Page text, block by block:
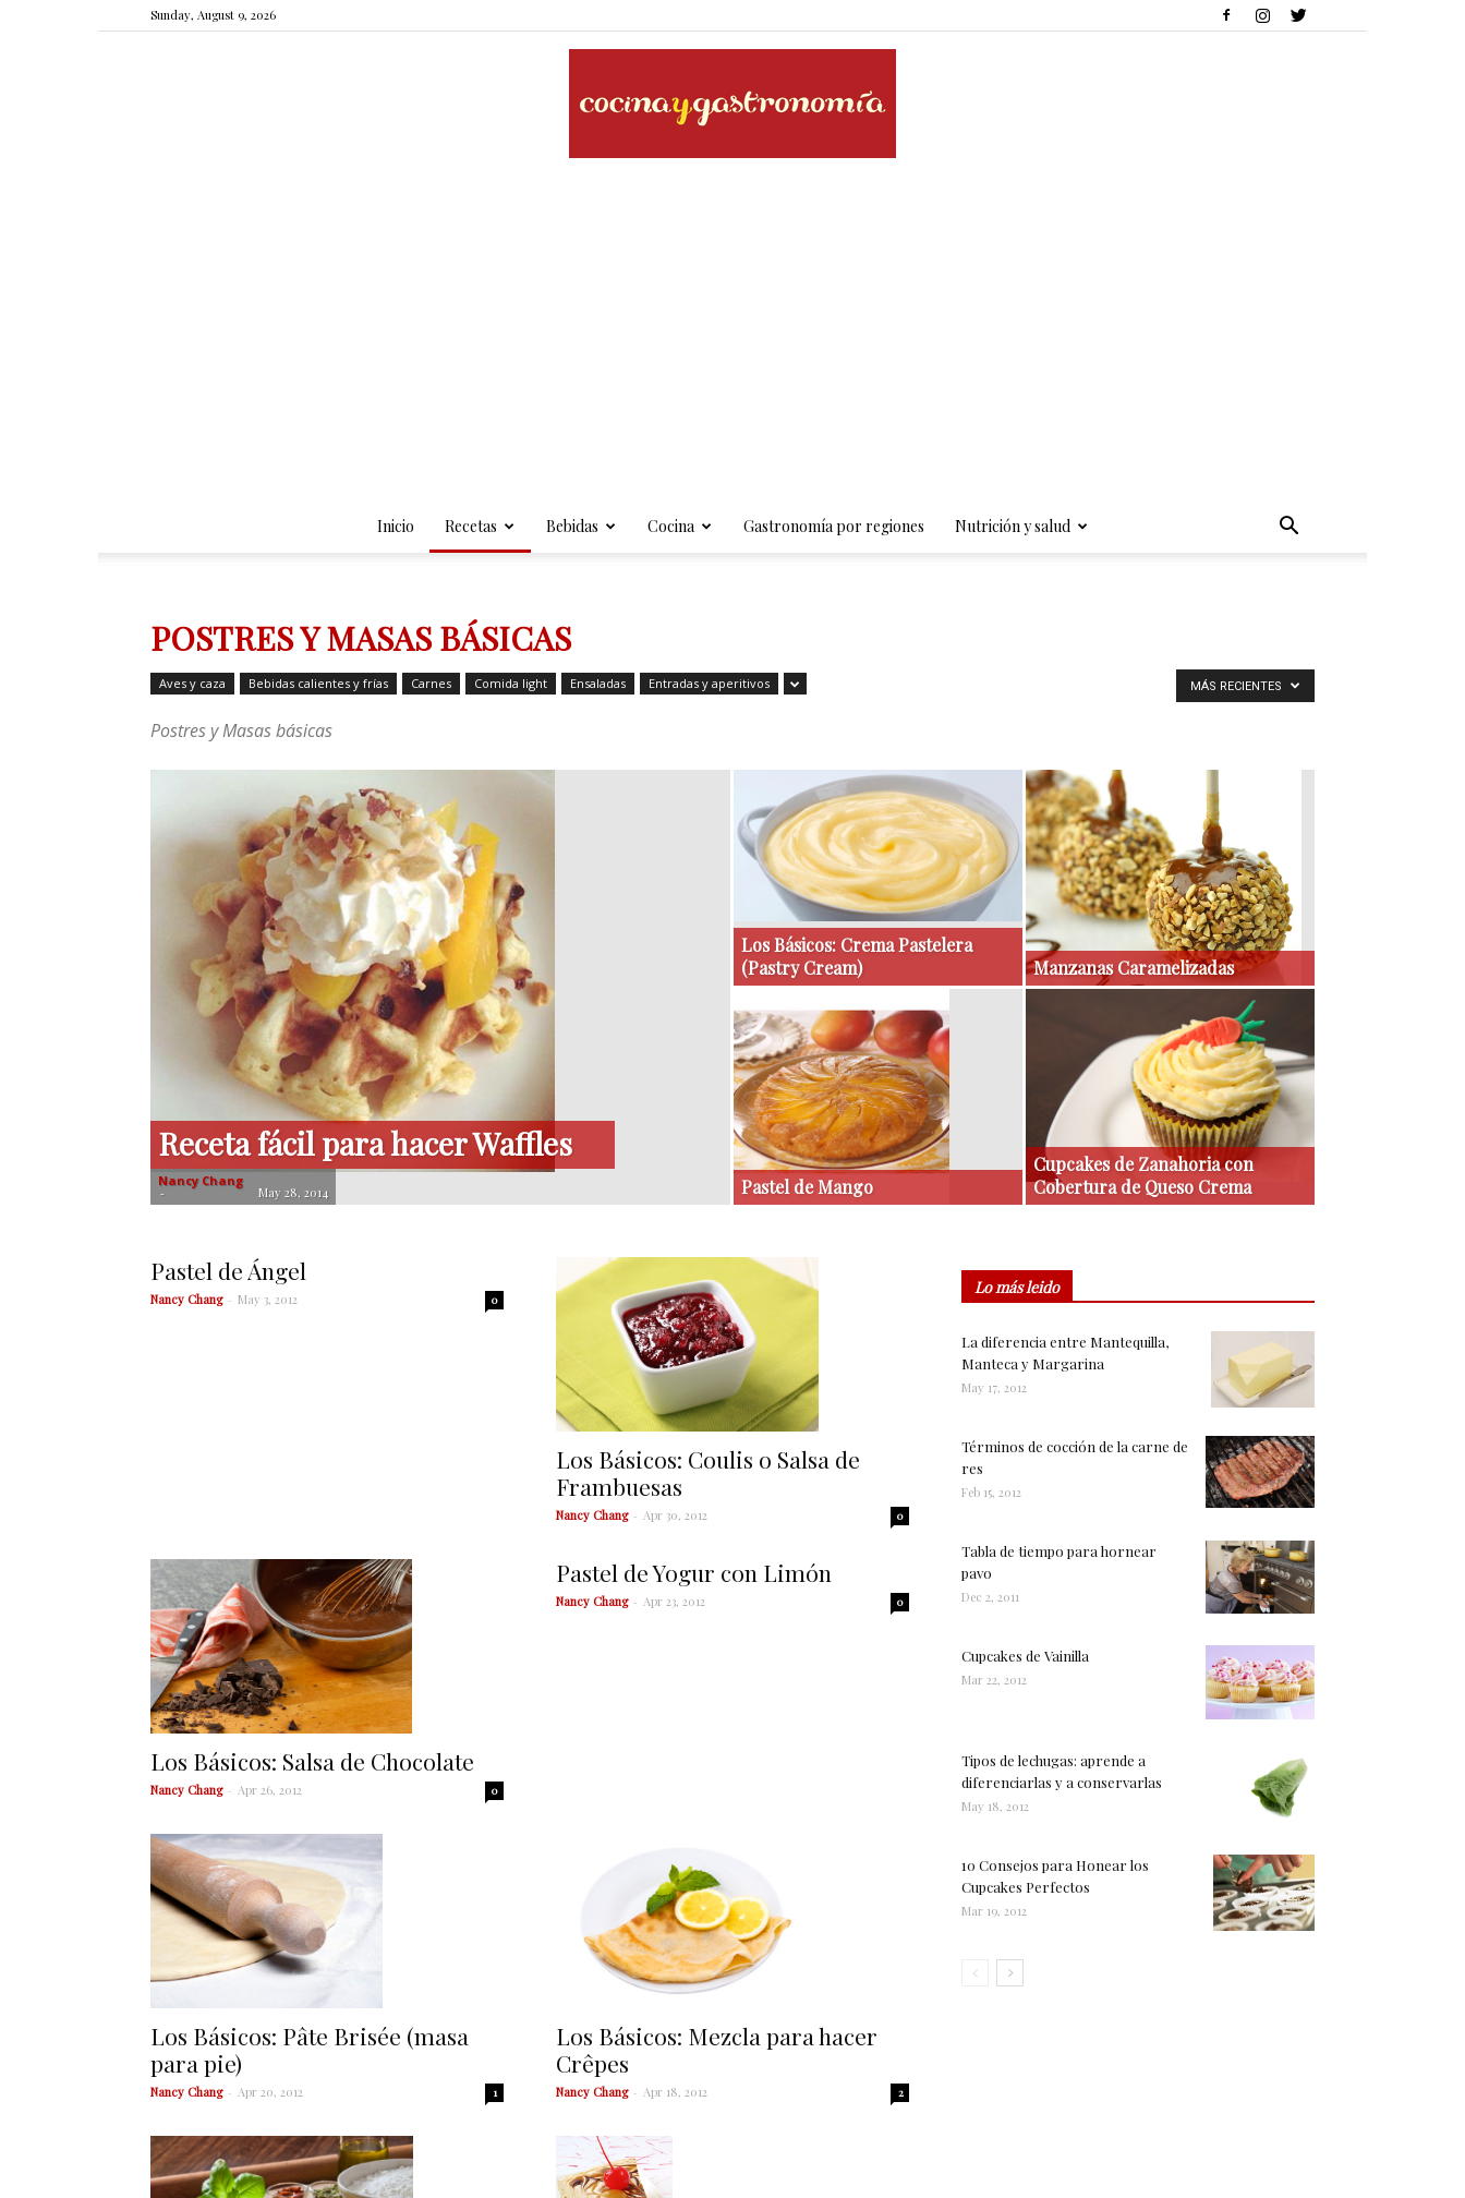
Sunday, August 9, 2026
Inicio Recetas Bebidas Cocina Gastronomía por regiones Nutrición y salud
POSTRES Y MASAS BÁSICAS
Aves y caza Bebidas calientes y frías Carnes Comida light Ensaladas Entradas y aperitivos
Postres y Masas básicas
MÁS RECIENTES
Receta fácil para hacer Waffles
Nancy Chang
- May 28, 2014
Los Básicos: Crema Pastelera
(Pastry Cream)
Manzanas Caramelizadas
Pastel de Mango
Cupcakes de Zanahoria con
Cobertura de Queso Crema
Pastel de Ángel
Nancy Chang - May 3, 2012 0
Los Básicos: Coulis o Salsa de
Frambuesas
Nancy Chang - Apr 30, 2012 0
Los Básicos: Salsa de Chocolate
Nancy Chang - Apr 26, 2012 0
Pastel de Yogur con Limón
Nancy Chang - Apr 23, 2012 0
Los Básicos: Pâte Brisée (masa
para pie)
Nancy Chang - Apr 20, 2012 1
Los Básicos: Mezcla para hacer
Crêpes
Nancy Chang - Apr 18, 2012 2
Lo más leido
La diferencia entre Mantequilla,
Manteca y Margarina
May 17, 2012
Términos de cocción de la carne de
res
Feb 15, 2012
Tabla de tiempo para hornear
pavo
Dec 2, 2011
Cupcakes de Vainilla
Mar 22, 2012
Tipos de lechugas: aprende a
diferenciarlas y a conservarlas
May 18, 2012
10 Consejos para Honear los
Cupcakes Perfectos
Mar 19, 2012